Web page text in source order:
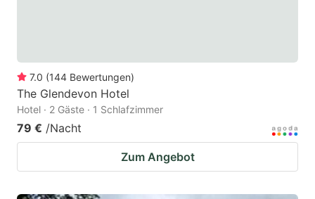
7.0 (144 Bewertungen)
The Glendevon Hotel
Hotel · 2 Gäste · 1 Schlafzimmer
79 € /Nacht
Zum Angebot